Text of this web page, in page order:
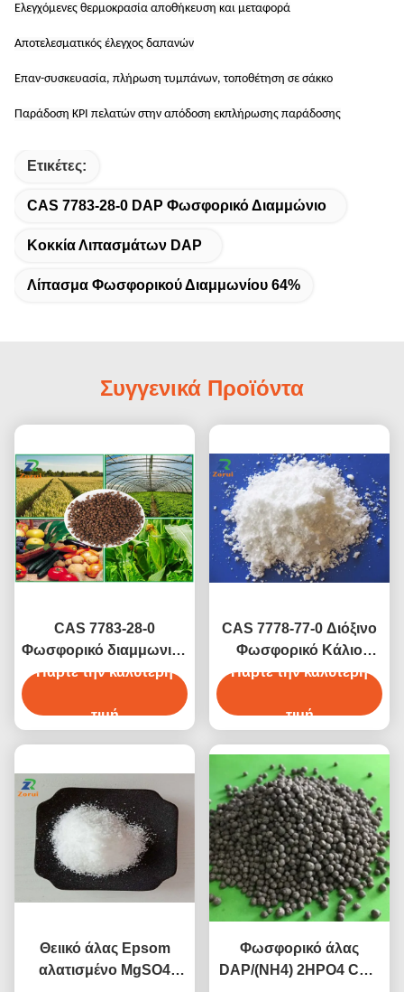
Ελεγχόμενες θερμοκρασία αποθήκευση και μεταφορά
Αποτελεσματικός έλεγχος δαπανών
Επαν-συσκευασία, πλήρωση τυμπάνων, τοποθέτηση σε σάκκο
Παράδοση KPI πελατών στην απόδοση εκπλήρωσης παράδοσης
Ετικέτες:
CAS 7783-28-0 DAP Φωσφορικό Διαμμώνιο
Κοκκία Λιπασμάτων DAP
Λίπασμα Φωσφορικού Διαμμωνίου 64%
Συγγενικά Προϊόντα
CAS 7783-28-0
Φωσφορικό διαμμωνικό
/ DAP Γαλάζιο κόκκινο
21-53-0
Πάρτε την καλύτερη
τιμή
CAS 7778-77-0 Διόξινο
Φωσφορικό Κάλιο
KH2PO4
E340ii
Πάρτε την καλύτερη
τιμή
Θειικό άλας Epsom
αλατισμένο MgSO4
Φωσφορικό άλας
DAP/(NH4) 2HPO4 CAS